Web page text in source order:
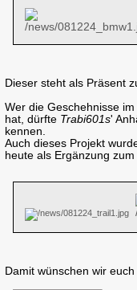
Dieser steht als Präsent
Wer die Geschehnisse
hat, dürfte Trabi601s'
kennen.
Auch dieses Projekt
heute als Ergänzung zum
Damit wünschen wir